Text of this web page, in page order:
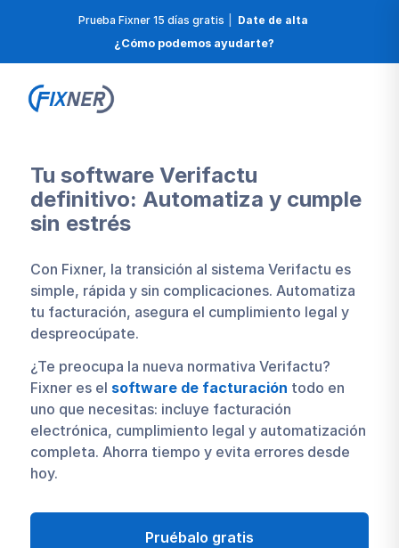
Prueba Fixner 15 días gratis
Date de alta
¿Cómo podemos ayudarte?
Tu software Verifactu
definitivo: Automatiza y cumple
sin estrés
Con Fixner, la transición al sistema Verifactu es
simple, rápida y sin complicaciones. Automatiza
tu facturación, asegura el cumplimiento legal y
despreocúpate.
¿Te preocupa la nueva normativa Verifactu?
Fixner es el software de facturación todo en
uno que necesitas: incluye facturación
electrónica, cumplimiento legal y automatización
completa. Ahorra tiempo y evita errores desde
hoy.
Pruébalo gratis